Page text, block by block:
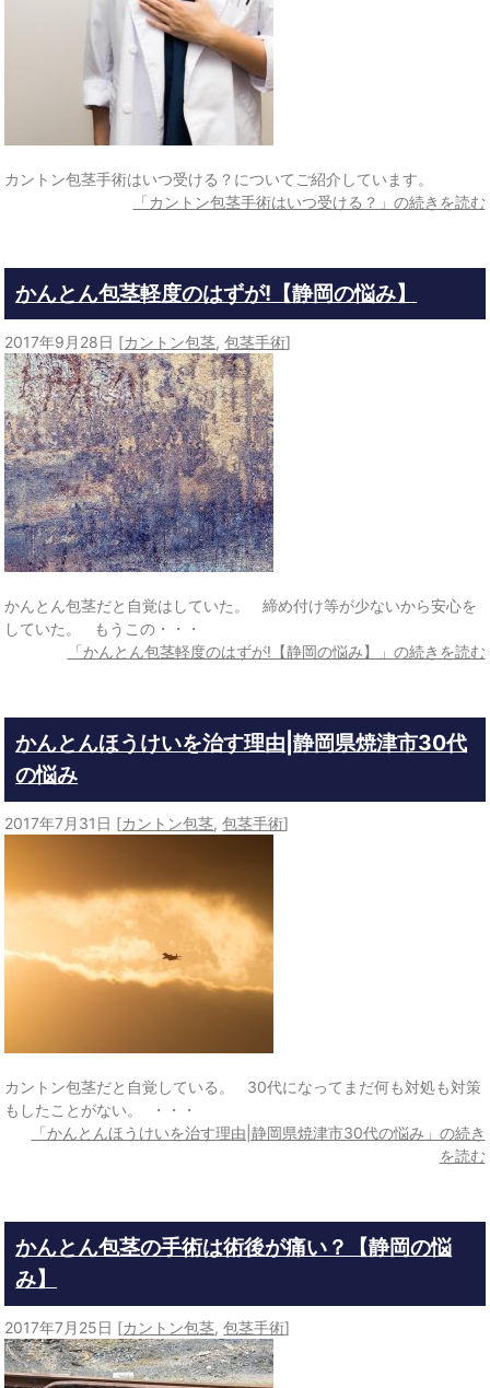
カントン包茎手術はいつ受ける？についてご紹介しています。
「カントン包茎手術はいつ受ける？」の続きを読む
かんとん包茎軽度のはずが!【静岡の悩み】
2017年9月28日 [カントン包茎,包茎手術]
かんとん包茎だと自覚はしていた。 締め付け等が少ないから安心を
していた。 もうこの・・・
「かんとん包茎軽度のはずが!【静岡の悩み】」の続きを読む
かんとんほうけいを治す理由|静岡県焼津市30代
の悩み
2017年7月31日 [カントン包茎,包茎手術]
カントン包茎だと自覚している。 30代になってまだ何も対処も対策
もしたことがない。 ・・・
「かんとんほうけいを治す理由|静岡県焼津市30代の悩み」の続き
を読む
かんとん包茎の手術は術後が痛い？【静岡の悩
み】
2017年7月25日 [カントン包茎,包茎手術]